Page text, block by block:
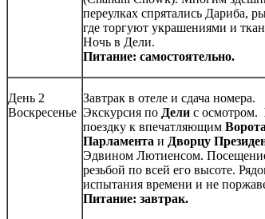
переулках спрятались Дариба,
где торгуют украшениями и
Ночь в Дели.
Питание: самостоятельно.
День 2
Воскресенье
Завтрак в отеле и сдача номера.
Экскурсия по Дели с осмотром.
поездку к впечатляющим
Парламента и Дворцу
Эдвином Лютиенсом.
резьбой по всей его высоте.
испытания времени и не
Питание: завтрак.